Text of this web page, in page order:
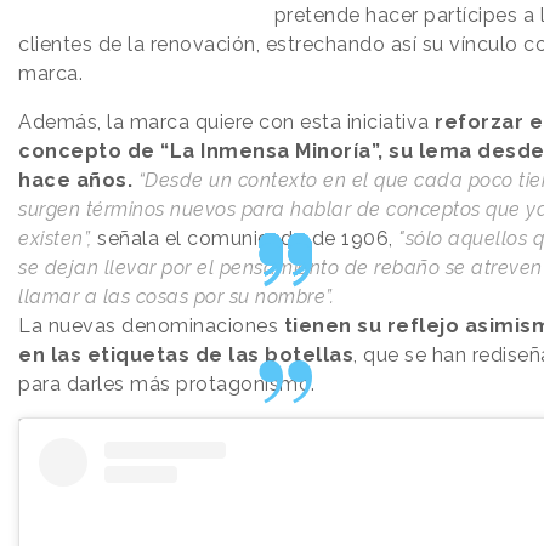
pretende hacer partícipes a
clientes de la renovación, estrechando así su vínculo
marca.
Además, la marca quiere con esta iniciativa reforzar
concepto de “La Inmensa Minoría”, su lema desde
hace años. “Desde un contexto en el que cada poco
surgen términos nuevos para hablar de conceptos que
existen”, señala el comunicado de 1906, "sólo aquellos
se dejan llevar por el pensamiento de rebaño se
llamar a las cosas por su nombre”.
La nuevas denominaciones tienen su reflejo
en las etiquetas de las botellas, que se han
para darles más protagonismo.